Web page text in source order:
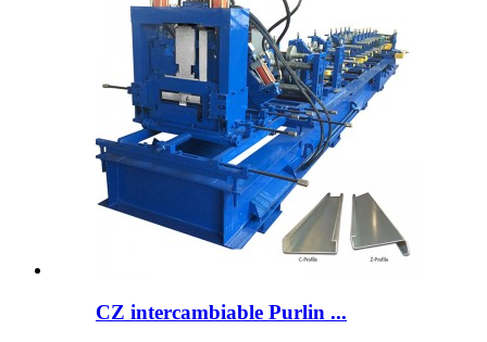
CZ intercambiable Purlin ...